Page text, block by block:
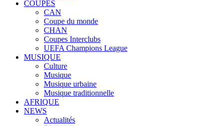
COUPES
CAN
Coupe du monde
CHAN
Coupes Interclubs
UEFA Champions League
MUSIQUE
Culture
Musique
Musique urbaine
Musique traditionnelle
AFRIQUE
NEWS
Actualités